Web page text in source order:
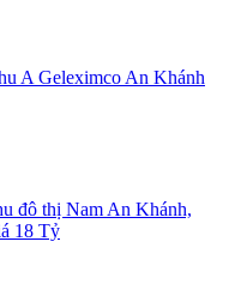
A Geleximco An Khánh
đô thị Nam An Khánh,
18 Tỷ